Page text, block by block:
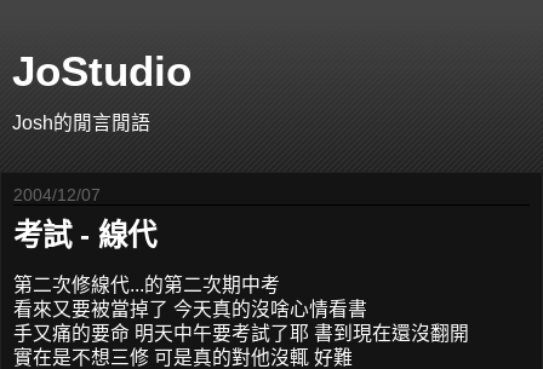
JoStudio
Josh的閒言閒語
2004/12/07
考試 - 線代
第二次修線代...的第二次期中考
看來又要被當掉了 今天真的沒啥心情看書
手又痛的要命 明天中午要考試了耶 書到現在還沒翻開
實在是不想三修 可是真的對他沒輒 好難